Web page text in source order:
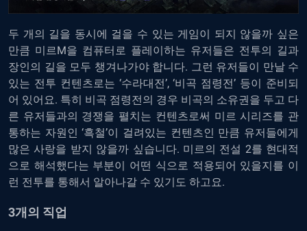
두 개의 길을 동시에 걸을 수 있는 게임이 되지 않을까 싶은
만큼 미르M을 컴퓨터로 플레이하는 유저들은 전투의 길과
장인의 길을 모두 챙겨나가야 합니다. 그런 유저들이 만날 수
있는 전투 컨텐츠로는 ‘수라대전’, ‘비곡 점령전’ 등이 준비되
어 있어요. 특히 비곡 점령전의 경우 비곡의 소유권을 두고 다
른 유저들과의 경쟁을 펼치는 컨텐츠로써 미르 시리즈를 관
통하는 자원인 ‘흑철’이 걸려있는 컨텐츠인 만큼 유저들에게
많은 사랑을 받지 않을까 싶습니다. 미르의 전설 2를 현대적
으로 해석했다는 부분이 어떤 식으로 적용되어 있을지를 이
런 전투를 통해서 알아나갈 수 있기도 하고요.
3개의 직업